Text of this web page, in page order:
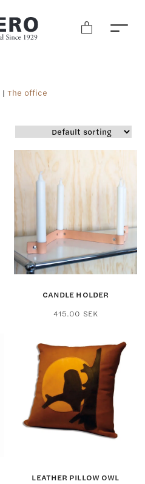
| The office
CANDLE HOLDER
415.00 SEK
LEATHER PILLOW OWL